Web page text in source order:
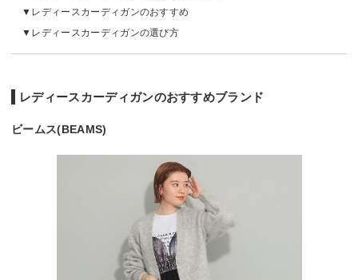
レディースカーディガンのおすすめ
レディースカーディガンの選び方
レディースカーディガンのおすすめブランド
ビームス(BEAMS)